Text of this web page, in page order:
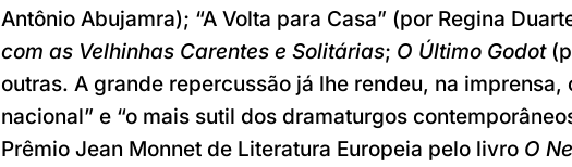
Antônio Abujamra); “A Volta para Casa” (por Regina
com as Velhinhas Carentes e Solitárias; O Último Godot
outras. A grande repercussão já lhe rendeu, na imprensa,
nacional” e “o mais sutil dos dramaturgos
Prêmio Jean Monnet de Literatura Europeia pelo livro O